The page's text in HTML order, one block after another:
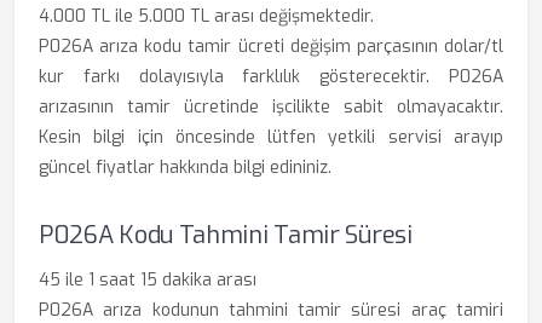
4.000 TL ile 5.000 TL arası değişmektedir.
P026A arıza kodu tamir ücreti değişim parçasının dolar/tl
kur farkı dolayısıyla farklılık gösterecektir. P026A
arızasının tamir ücretinde işcilikte sabit olmayacaktır.
Kesin bilgi için öncesinde lütfen yetkili servisi arayıp
güncel fiyatlar hakkında bilgi edininiz.
P026A Kodu Tahmini Tamir Süresi
45 ile 1 saat 15 dakika arası
P026A arıza kodunun tahmini tamir süresi araç tamiri